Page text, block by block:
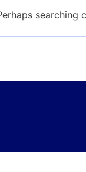
searching